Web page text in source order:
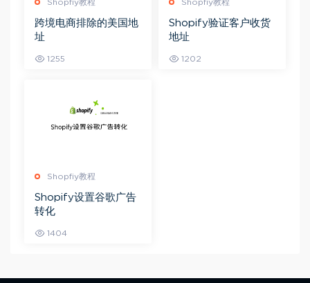
Shopfiy教程
跨境电商排除的美国地
址
1255
Shopfiy教程
Shopify验证客户收货
地址
1202
Shopfiy教程
Shopify设置谷歌广告
转化
1404